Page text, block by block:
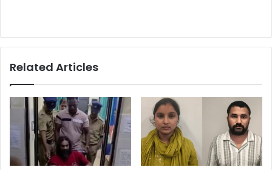
Related Articles